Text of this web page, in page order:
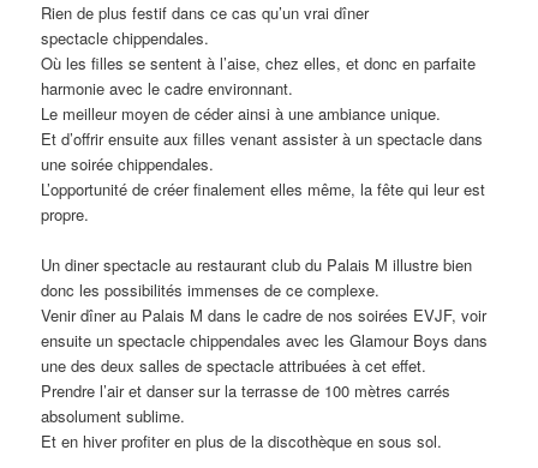
Rien de plus festif dans ce cas qu’un vrai dîner
spectacle chippendales.
Où les filles se sentent à l’aise, chez elles, et donc en parfaite
harmonie avec le cadre environnant.
Le meilleur moyen de céder ainsi à une ambiance unique.
Et d’offrir ensuite aux filles venant assister à un spectacle dans
une soirée chippendales.
L’opportunité de créer finalement elles même, la fête qui leur est
propre.
Un diner spectacle au restaurant club du Palais M illustre bien
donc les possibilités immenses de ce complexe.
Venir dîner au Palais M dans le cadre de nos soirées EVJF, voir
ensuite un spectacle chippendales avec les Glamour Boys dans
une des deux salles de spectacle attribuées à cet effet.
Prendre l’air et danser sur la terrasse de 100 mètres carrés
absolument sublime.
Et en hiver profiter en plus de la discothèque en sous sol.